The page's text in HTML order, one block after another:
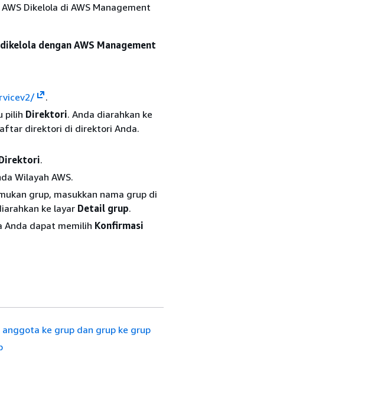
Dikelola di AWS Management
dengan AWS Management
.
pilih Direktori. Anda diarahkan ke
direktori di direktori Anda.
.
Wilayah AWS.
grup, masukkan nama grup di
ke layar Detail grup.
Anda dapat memilih Konfirmasi
ke grup dan grup ke grup